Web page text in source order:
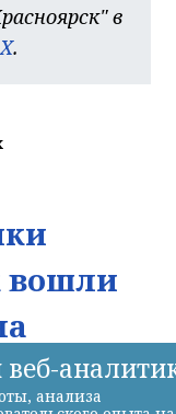
в
.
вошли
веб-
анализа